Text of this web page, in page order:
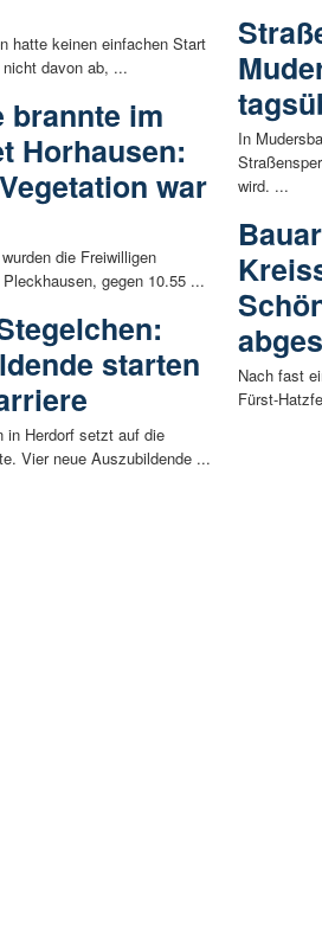
hatte keinen einfachen Start
davon ab, ...
brannte im
Horhausen:
war
die Freiwilligen
gegen 10.55 ...
starten
in Herdorf setzt auf die
Vier neue Auszubildende ...
In
wird. ...
Nach fast
Fürst-